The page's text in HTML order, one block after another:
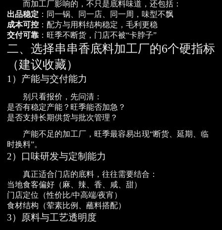
而加工厂影响的，不只是底料味道，还包括：
出品稳定 ：同一锅、同一店、同一周，味型不飘
成本可控 ：配方与用料结构稳定，毛利更稳
交付可靠 ：旺季不断货，门店不被“卡脖子”
二、选择串串香底料加工厂的6个硬指标
（建议收藏）
1）产能与交付能力
别只看报价，先问清：
是否有稳定产能？旺季能否加急？
是否支持长期供货与批次管理？
产能不足的加工厂，旺季最容易出现“断货、延期、临
时换料”。
2）口味研发与定制能力
真正适合门店的底料，往往需要结合：
当地食客偏好（麻、辣、香、咸、甜）
门店定位（性价比/中高端/夜宵）
食材结构（荤素比例、蘸料搭配）
3）原料与工艺透明度